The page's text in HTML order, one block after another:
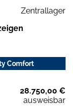
Zentrallager
Comfort
28.750,00 €
ausweisbar